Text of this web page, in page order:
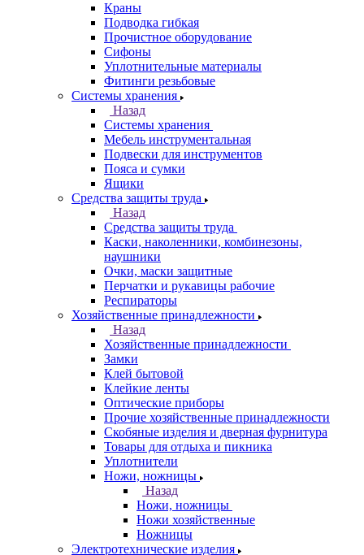
Краны
Подводка гибкая
Прочистное оборудование
Сифоны
Уплотнительные материалы
Фитинги резьбовые
Системы хранения
Назад
Системы хранения
Мебель инструментальная
Подвески для инструментов
Пояса и сумки
Ящики
Средства защиты труда
Назад
Средства защиты труда
Каски, наколенники, комбинезоны,
наушники
Очки, маски защитные
Перчатки и рукавицы рабочие
Респираторы
Хозяйственные принадлежности
Назад
Хозяйственные принадлежности
Замки
Клей бытовой
Клейкие ленты
Оптические приборы
Прочие хозяйственные принадлежности
Скобяные изделия и дверная фурнитура
Товары для отдыха и пикника
Уплотнители
Ножи, ножницы
Назад
Ножи, ножницы
Ножи хозяйственные
Ножницы
Электротехнические изделия